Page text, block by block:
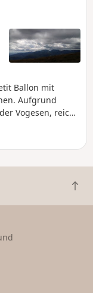
Ballon mit
Aufgrund
Vogesen, reicht
Z
u